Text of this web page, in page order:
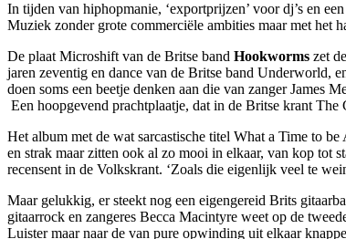
In tijden van hiphopmanie, ‘exportprijzen’ voor dj’s en
Muziek zonder grote commerciële ambities maar met het
De plaat Microshift van de Britse band Hookworms zet
jaren zeventig en dance van de Britse band Underworld,
doen soms een beetje denken aan die van zanger James
Een hoopgevend prachtplaatje, dat in de Britse krant The
Het album met de wat sarcastische titel What a Time to
en strak maar zitten ook al zo mooi in elkaar, van kop tot
recensent in de Volkskrant. ‘Zoals die eigenlijk veel te
Maar gelukkig, er steekt nog een eigengereid Brits
gitaarrock en zangeres Becca Macintyre weet op de
Luister maar naar de van pure opwinding uit elkaar